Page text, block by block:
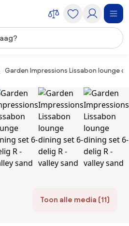
Garden Impressions Lissabon lounge
Toon alle media (11)